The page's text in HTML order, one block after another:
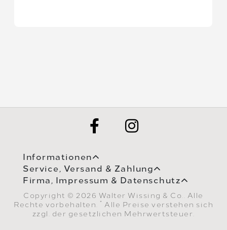
Informationen
Service, Versand & Zahlung
Firma, Impressum & Datenschutz
Copyright © 2026 Walter Wissing & Co.. Alle
Rechte vorbehalten.
* Alle Preise verstehen sich
zzgl. der gesetzlichen Mehrwertsteuer.